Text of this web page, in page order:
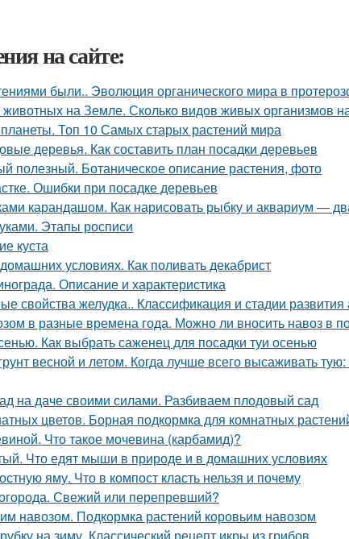
на сайте:
были.. Эволюция органического мира в
животных на Земле. Сколько видов живых организмов
Топ 10 Самых старых растений мира
деревья. Как составить план посадки деревьев
полезный. Ботаническое описание растения, фото
Ошибки при посадке деревьев
карандашом. Как нарисовать рыбку и аквариум —
Этапы росписи
куста
условиях. Как поливать декабрист
Описание и характеристика
свойства желудка.. Классификация и стадии развития
в разные времена года. Можно ли вносить навоз в
Как выбрать саженец для посадки туи осенью
весной и летом. Когда лучше всего высаживать тую:
на даче своими силами. Разбиваем плодовый сад
цветов. Борная подкормка для комнатных
Что такое мочевина (карбамид)?
Что едят мыши в природе и в домашних условиях
яму. Что в компост класть нельзя и почему
Свежий или перепревший?
навозом. Подкормка растений коровьим навозом